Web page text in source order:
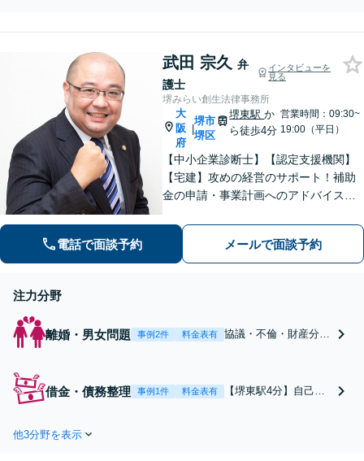
護士！
通事故に遭われてお困りの方
【当日・夜間・休日の相談
武田 宗久 弁
護士
インタビューを
見る
堺みらい創生法律事務所
大
阪
府
|
堺市
堺区
堺東駅か
ら徒歩4分
営業時間：09:30~
19:00（平日）
【中小企業診断士】【認定支援機関】
【宅建】攻めの経営のサポート！補助
金の申請・事業計画へのアドバイス／
せ！財産分与・事業継承／交通事故／
債務整理／労働問題も【夜間・休日面
談】【完全個室】【堺東駅4分】
電話で面談予約 メールで面談予約
注力分野
離婚・男女問題 事例2件 料金表有
協議・不倫・財産分
OK】慰謝料請求はす
る側・される側の双方
借金・債務整理 事例1件 料金表有
【堺東駅4分】自己破
他3分野を表示